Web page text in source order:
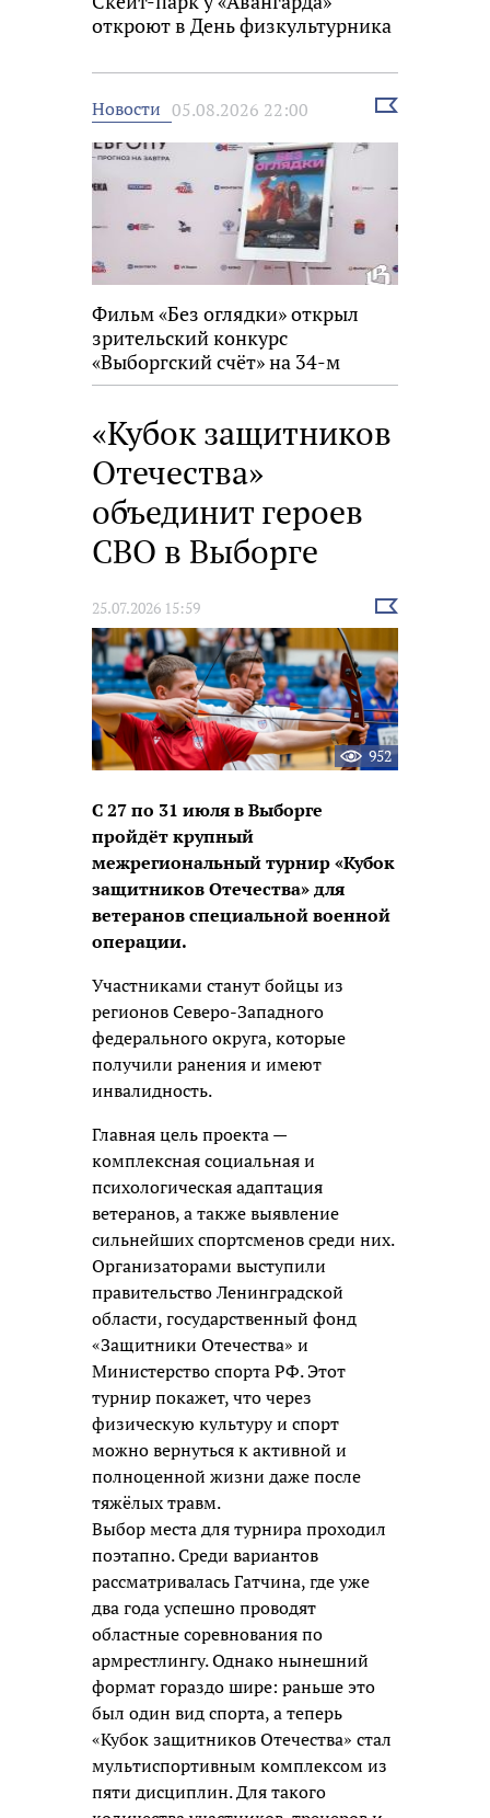
откроют в День физкультурника
Новости 05.08.2026 22:00
Выбрать
Фильм «Без оглядки» открыл
зрительский конкурс
«Выборгский счёт» на 34-м
фестивале «Окно в Европу»
«Кубок защитников
Отечества»
объединит героев
СВО в Выборге
25.07.2026 15:59
Выбрать
новость
952
С 27 по 31 июля в Выборге
пройдёт крупный
межрегиональный турнир «Кубок
защитников Отечества» для
ветеранов специальной военной
операции.
Участниками станут бойцы из
регионов Северо-Западного
федерального округа, которые
получили ранения и имеют
инвалидность.
Главная цель проекта —
комплексная социальная и
психологическая адаптация
ветеранов, а также выявление
сильнейших спортсменов среди них.
Организаторами выступили
правительство Ленинградской
области, государственный фонд
«Защитники Отечества» и
Министерство спорта РФ. Этот
турнир покажет, что через
физическую культуру и спорт
можно вернуться к активной и
полноценной жизни даже после
тяжёлых травм.
Выбор места для турнира проходил
поэтапно. Среди вариантов
рассматривалась Гатчина, где уже
два года успешно проводят
областные соревнования по
армрестлингу. Однако нынешний
формат гораздо шире: раньше это
был один вид спорта, а теперь
«Кубок защитников Отечества» стал
мультиспортивным комплексом из
пяти дисциплин. Для такого